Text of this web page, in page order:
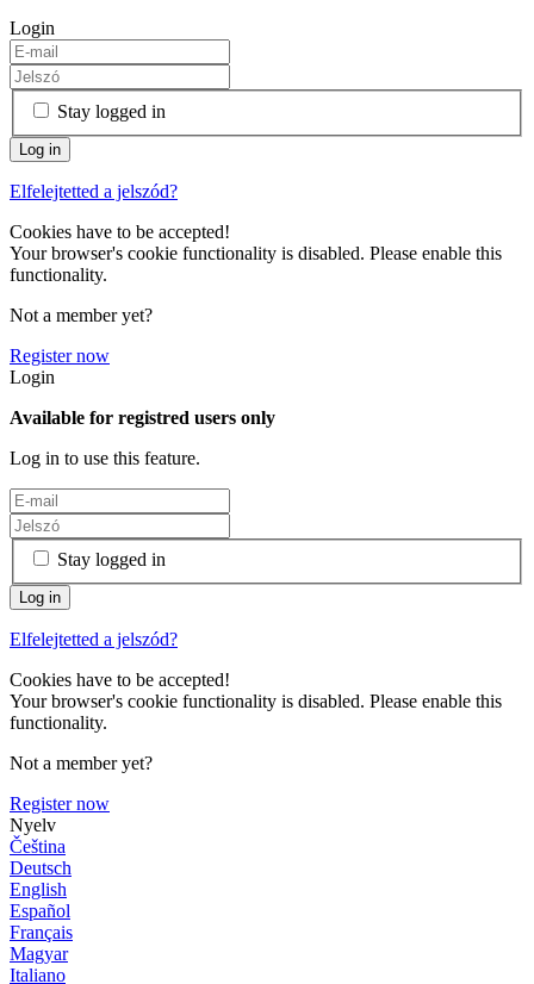
Login
Stay logged in
Elfelejtetted a jelszód?
Cookies have to be accepted!
Your browser's cookie functionality is disabled. Please enable this
functionality.
Not a member yet?
Register now
Login
Available for registred users only
Log in to use this feature.
Stay logged in
Elfelejtetted a jelszód?
Cookies have to be accepted!
Your browser's cookie functionality is disabled. Please enable this
functionality.
Not a member yet?
Register now
Nyelv
Čeština
Deutsch
English
Español
Français
Magyar
Italiano